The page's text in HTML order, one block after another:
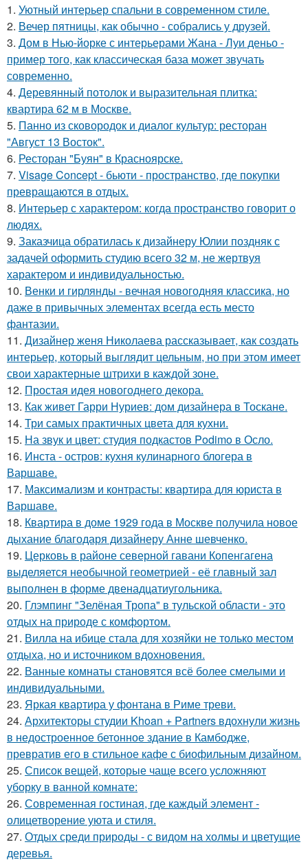
1. Уютный интерьер спальни в современном стиле.
2. Вечер пятницы, как обычно - собрались у друзей.
3. Дом в Нью-йорке с интерьерами Жана - Луи деньо -
пример того, как классическая база может звучать
современно.
4. Деревянный потолок и выразительная плитка:
квартира 62 м в Москве.
5. Панно из сковородок и диалог культур: ресторан
"Август 13 Восток".
6. Ресторан "Буян" в Красноярске.
7. Visage Concept - бьюти - пространство, где покупки
превращаются в отдых.
8. Интерьер с характером: когда пространство говорит о
людях.
9. Заказчица обратилась к дизайнеру Юлии поздняк с
задачей оформить студию всего 32 м, не жертвуя
характером и индивидуальностью.
10. Венки и гирлянды - вечная новогодняя классика, но
даже в привычных элементах всегда есть место
фантазии.
11. Дизайнер женя Николаева рассказывает, как создать
интерьер, который выглядит цельным, но при этом имеет
свои характерные штрихи в каждой зоне.
12. Простая идея новогоднего декора.
13. Как живет Гарри Нуриев: дом дизайнера в Тоскане.
14. Три самых практичных цвета для кухни.
15. На звук и цвет: студия подкастов Podimo в Осло.
16. Инста - остров: кухня кулинарного блогера в
Варшаве.
17. Максимализм и контрасты: квартира для юриста в
Варшаве.
18. Квартира в доме 1929 года в Москве получила новое
дыхание благодаря дизайнеру Анне шевченко.
19. Церковь в районе северной гавани Копенгагена
выделяется необычной геометрией - её главный зал
выполнен в форме двенадцатиугольника.
20. Глэмпинг "Зелёная Тропа" в тульской области - это
отдых на природе с комфортом.
21. Вилла на ибице стала для хозяйки не только местом
отдыха, но и источником вдохновения.
22. Ванные комнаты становятся всё более смелыми и
индивидуальными.
23. Яркая квартира у фонтана в Риме треви.
24. Архитекторы студии Khoan + Partners вдохнули жизнь
в недостроенное бетонное здание в Камбодже,
превратив его в стильное кафе с биофильным дизайном.
25. Список вещей, которые чаще всего усложняют
уборку в ванной комнате:
26. Современная гостиная, где каждый элемент -
олицетворение уюта и стиля.
27. Отдых среди природы - с видом на холмы и цветущие
деревья.